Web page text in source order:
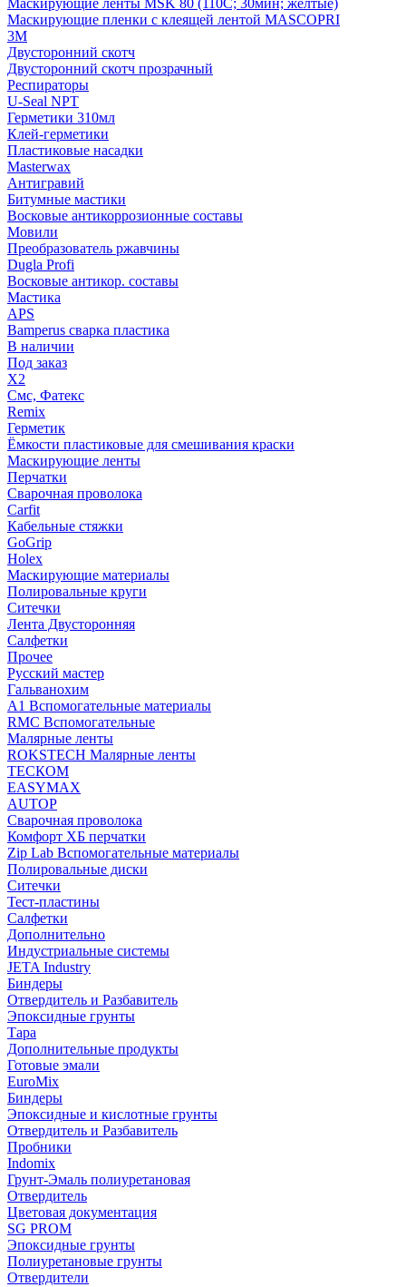
Маскирующие ленты MSK 80 (110С; 30мин; желтые)
Маскирующие пленки с клеящей лентой MASCOPRI
3M
Двусторонний скотч
Двусторонний скотч прозрачный
Респираторы
U-Seal NPT
Герметики 310мл
Клей-герметики
Пластиковые насадки
Masterwax
Антигравий
Битумные мастики
Восковые антикоррозионные составы
Мовили
Преобразователь ржавчины
Dugla Profi
Восковые антикор. составы
Мастика
APS
Bamperus сварка пластика
В наличии
Под заказ
X2
Смс, Фатекс
Remix
Герметик
Ёмкости пластиковые для смешивания краски
Маскирующие ленты
Перчатки
Сварочная проволока
Carfit
Кабельные стяжки
GoGrip
Holex
Маскирующие материалы
Полировальные круги
Ситечки
Лента Двусторонняя
Салфетки
Прочее
Русский мастер
Гальванохим
А1 Вспомогательные материалы
RMC Вспомогательные
Малярные ленты
ROKSTECH Малярные ленты
ТЕСКОМ
EASYMAX
AUTOP
Сварочная проволока
Комфорт ХБ перчатки
Zip Lab Вспомогательные материалы
Полировальные диски
Ситечки
Тест-пластины
Салфетки
Дополнительно
Индустриальные системы
JETA Industry
Биндеры
Отвердитель и Разбавитель
Эпоксидные грунты
Тара
Дополнительные продукты
Готовые эмали
EuroMix
Биндеры
Эпоксидные и кислотные грунты
Отвердитель и Разбавитель
Пробники
Indomix
Грунт-Эмаль полиуретановая
Отвердитель
Цветовая документация
SG PROM
Эпоксидные грунты
Полиуретановые грунты
Отвердители